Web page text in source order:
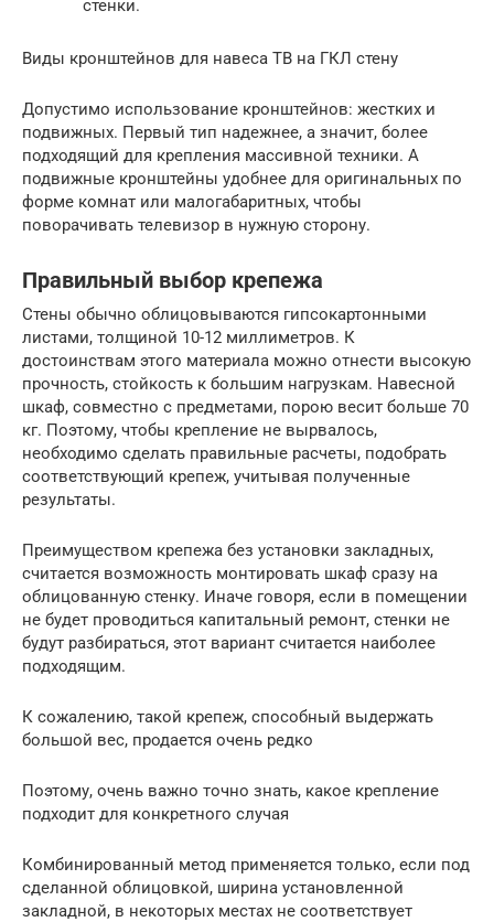
стенки.
Виды кронштейнов для навеса ТВ на ГКЛ стену
Допустимо использование кронштейнов: жестких и
подвижных. Первый тип надежнее, а значит, более
подходящий для крепления массивной техники. А
подвижные кронштейны удобнее для оригинальных по
форме комнат или малогабаритных, чтобы
поворачивать телевизор в нужную сторону.
Правильный выбор крепежа
Стены обычно облицовываются гипсокартонными
листами, толщиной 10-12 миллиметров. К
достоинствам этого материала можно отнести высокую
прочность, стойкость к большим нагрузкам. Навесной
шкаф, совместно с предметами, порою весит больше 70
кг. Поэтому, чтобы крепление не вырвалось,
необходимо сделать правильные расчеты, подобрать
соответствующий крепеж, учитывая полученные
результаты.
Преимуществом крепежа без установки закладных,
считается возможность монтировать шкаф сразу на
облицованную стенку. Иначе говоря, если в помещении
не будет проводиться капитальный ремонт, стенки не
будут разбираться, этот вариант считается наиболее
подходящим.
К сожалению, такой крепеж, способный выдержать
большой вес, продается очень редко
Поэтому, очень важно точно знать, какое крепление
подходит для конкретного случая
Комбинированный метод применяется только, если под
сделанной облицовкой, ширина установленной
закладной, в некоторых местах не соответствует